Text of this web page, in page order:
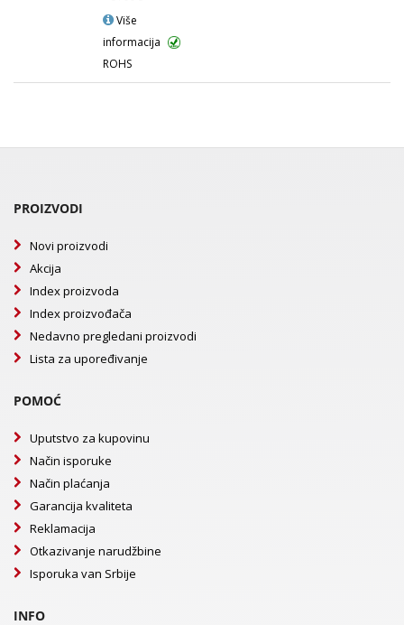
Više
informacija
ROHS
PROIZVODI
Novi proizvodi
Akcija
Index proizvoda
Index proizvođača
Nedavno pregledani proizvodi
Lista za upoređivanje
POMOĆ
Uputstvo za kupovinu
Način isporuke
Način plaćanja
Garancija kvaliteta
Reklamacija
Otkazivanje narudžbine
Isporuka van Srbije
INFO